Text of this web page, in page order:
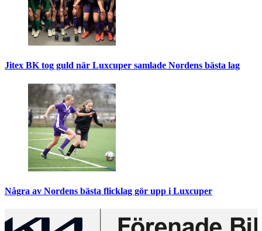
Jitex BK tog guld när Luxcuper samlade Nordens bästa lag
Några av Nordens bästa flicklag gör upp i Luxcuper